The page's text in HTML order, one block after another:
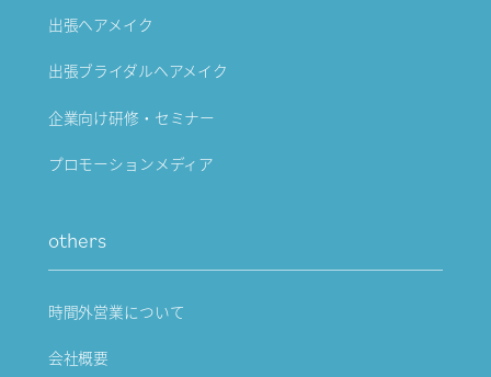
出張ヘアメイク
出張ブライダルヘアメイク
企業向け研修・セミナー
プロモーションメディア
others
時間外営業について
会社概要